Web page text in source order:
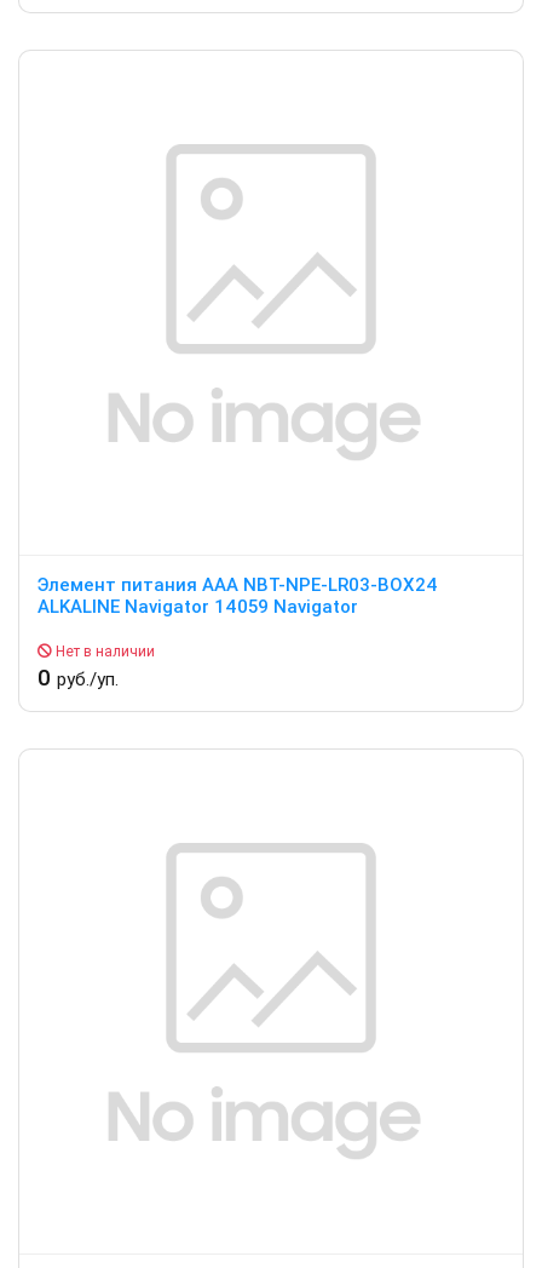
Элемент питания ААА NBT-NPE-LR03-BOX24
ALKALINE Navigator 14059 Navigator
Нет в наличии
0 руб./уп.